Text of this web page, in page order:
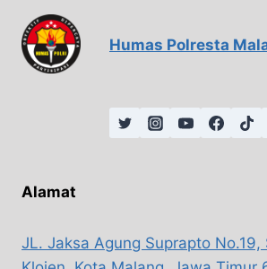
Humas Polresta
Alamat
JL. Jaksa Agung Suprapto No.19,